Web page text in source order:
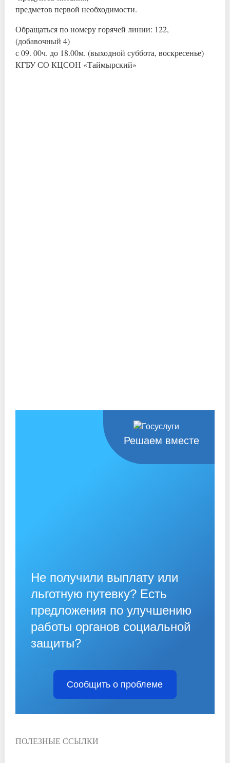
предметов первой необходимости.
Обращаться по номеру горячей линии: 122,
(добавочный 4)
с 09. 00ч. до 18.00м. (выходной суббота, воскресенье)
КГБУ СО КЦСОН «Таймырский»
Решаем вместе
Не получили выплату или
льготную путевку? Есть
предложения по улучшению
работы органов социальной
защиты?
Сообщить о проблеме
ПОЛЕЗНЫЕ ССЫЛКИ